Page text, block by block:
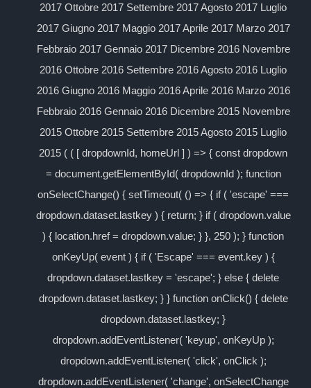
2017 Ottobre 2017 Settembre 2017 Agosto 2017 Luglio
2017 Giugno 2017 Maggio 2017 Aprile 2017 Marzo 2017
Febbraio 2017 Gennaio 2017 Dicembre 2016 Novembre
2016 Ottobre 2016 Settembre 2016 Agosto 2016 Luglio
2016 Giugno 2016 Maggio 2016 Aprile 2016 Marzo 2016
Febbraio 2016 Gennaio 2016 Dicembre 2015 Novembre
2015 Ottobre 2015 Settembre 2015 Agosto 2015 Luglio
2015 ( ( [ dropdownId, homeUrl ] ) => { const dropdown
= document.getElementById( dropdownId ); function
onSelectChange() { setTimeout( () => { if ( 'escape' ===
dropdown.dataset.lastkey ) { return; } if ( dropdown.value
) { location.href = dropdown.value; } }, 250 ); } function
onKeyUp( event ) { if ( 'Escape' === event.key ) {
dropdown.dataset.lastkey = 'escape'; } else { delete
dropdown.dataset.lastkey; } } function onClick() { delete
dropdown.dataset.lastkey; }
dropdown.addEventListener( 'keyup', onKeyUp );
dropdown.addEventListener( 'click', onClick );
dropdown.addEventListener( 'change', onSelectChange